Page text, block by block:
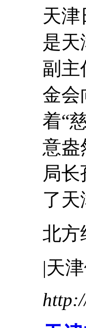
天津
是天
副主
金会
着“
意盎
局
了 天
北方
|天津